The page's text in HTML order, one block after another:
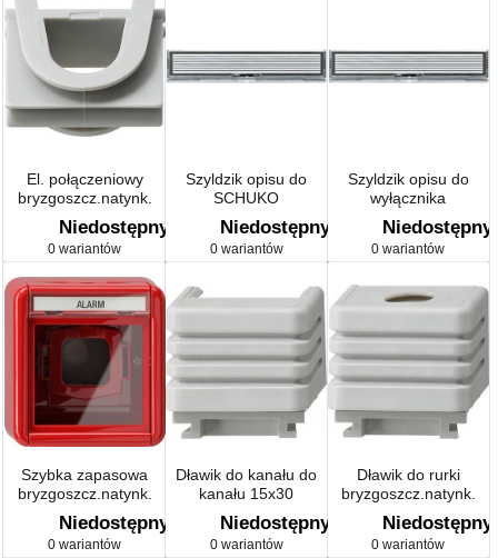
El. połączeniowy
bryzgoszcz.natynk.
szary
Niedostępny
0 wariantów
Szyldzik opisu do
SCHUKO
bryzgoszcz.natynk.
Niedostępny
0 wariantów
Szyldzik opisu do
wyłącznika
bryzgoszcz.natynk.
Niedostępny
0 wariantów
Szybka zapasowa
bryzgoszcz.natynk.
Niedostępny
0 wariantów
Dławik do kanału do
kanału 15x30
bryzgoszcz.natynk.
szary
Niedostępny
0 wariantów
Dławik do rurki
bryzgoszcz.natynk.
szary
Niedostępny
0 wariantów